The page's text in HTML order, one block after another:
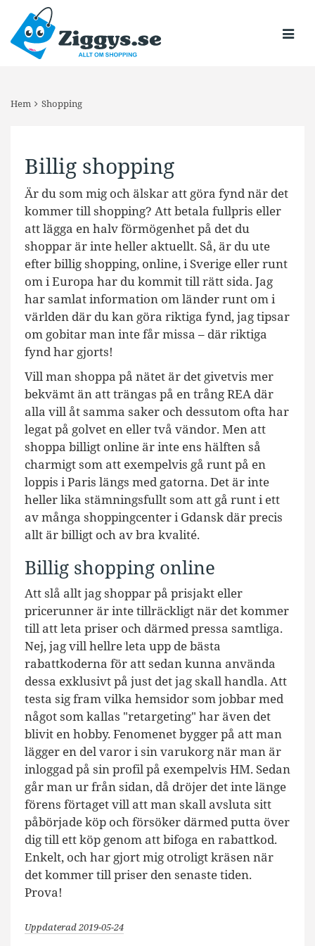
Hem Shopping
Billig shopping
Är du som mig och älskar att göra fynd när det
kommer till shopping? Att betala fullpris eller
att lägga en halv förmögenhet på det du
shoppar är inte heller aktuellt. Så, är du ute
efter billig shopping, online, i Sverige eller runt
om i Europa har du kommit till rätt sida. Jag
har samlat information om länder runt om i
världen där du kan göra riktiga fynd, jag tipsar
om gobitar man inte får missa – där riktiga
fynd har gjorts!
Vill man shoppa på nätet är det givetvis mer
bekvämt än att trängas på en trång REA där
alla vill åt samma saker och dessutom ofta har
legat på golvet en eller två vändor. Men att
shoppa billigt online är inte ens hälften så
charmigt som att exempelvis gå runt på en
loppis i Paris längs med gatorna. Det är inte
heller lika stämningsfullt som att gå runt i ett
av många shoppingcenter i Gdansk där precis
allt är billigt och av bra kvalité.
Billig shopping online
Att slå allt jag shoppar på prisjakt eller
pricerunner är inte tillräckligt när det kommer
till att leta priser och därmed pressa samtliga.
Nej, jag vill hellre leta upp de bästa
rabattkoderna för att sedan kunna använda
dessa exklusivt på just det jag skall handla. Att
testa sig fram vilka hemsidor som jobbar med
något som kallas "retargeting" har även det
blivit en hobby. Fenomenet bygger på att man
lägger en del varor i sin varukorg när man är
inloggad på sin profil på exempelvis HM. Sedan
går man ur från sidan, då dröjer det inte länge
förens förtaget vill att man skall avsluta sitt
påbörjade köp och försöker därmed putta över
dig till ett köp genom att bifoga en rabattkod.
Enkelt, och har gjort mig otroligt kräsen när
det kommer till priser den senaste tiden.
Prova!
Uppdaterad 2019-05-24